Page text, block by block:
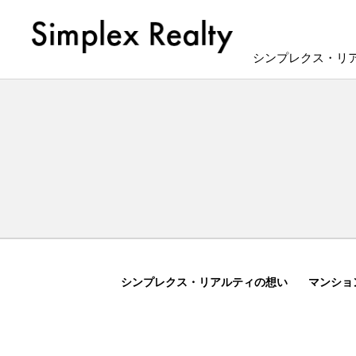
シンプレクス・リ
シンプレクス・リアルティの想い マンシ